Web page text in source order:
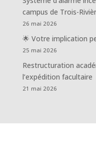
campus de Trois-
26 mai 2026
🌟 Votre implication
25 mai 2026
Restructuration
l’expédition facultaire
21 mai 2026